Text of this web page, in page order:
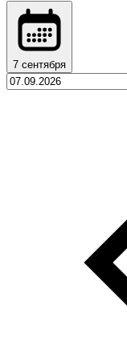
7 сентября